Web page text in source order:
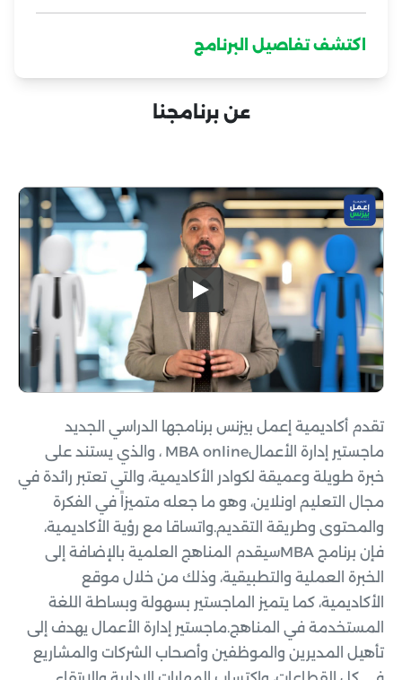
اكتشف تفاصيل البرنامج
عن برنامجنا
تقدم أكاديمية إعمل بيزنس برنامجها الدراسي الجديد
ماجستير إدارة الأعمالMBA online ، والذي يستند على
خبرة طويلة وعميقة لكوادر الأكاديمية، والتي تعتبر رائدة في
مجال التعليم اونلاين، وهو ما جعله متميزاً في الفكرة
والمحتوى وطريقة التقديم.واتساقا مع رؤية الأكاديمية،
فإن برنامج MBAسيقدم المناهج العلمية بالإضافة إلى
الخبرة العملية والتطبيقية، وذلك من خلال موقع
الأكاديمية، كما يتميز الماجستير بسهولة وبساطة اللغة
المستخدمة في المناهج.ماجستير إدارة الأعمال يهدف إلى
تأهيل المديرين والموظفين وأصحاب الشركات والمشاريع